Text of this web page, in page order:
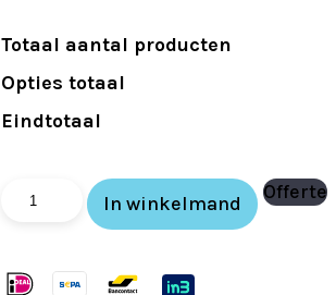
Totaal aantal producten
Opties totaal
Eindtotaal
Daikin
FTXP50M
In winkelmand Offerte